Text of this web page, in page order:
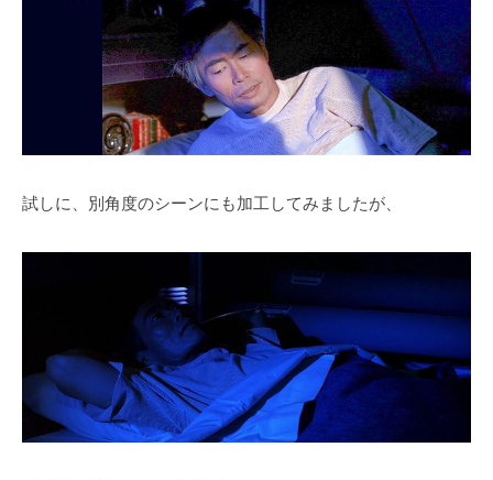
試しに、別角度のシーンにも加工してみましたが、